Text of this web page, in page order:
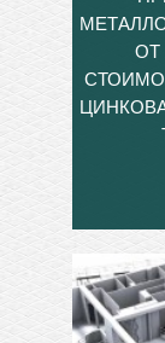
ОТ